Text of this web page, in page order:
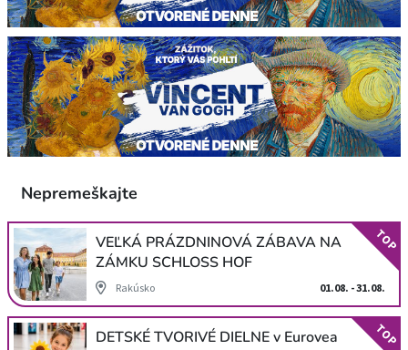
Nepremeškajte
VEĽKÁ PRÁZDNINOVÁ ZÁBAVA NA
ZÁMKU SCHLOSS HOF
Rakúsko 01.08. - 31.08.
TOP
DETSKÉ TVORIVÉ DIELNE v Eurovea TOP